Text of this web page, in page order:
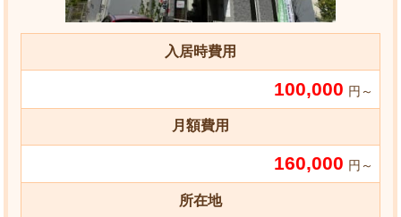
入居時費用
100,000 円～
月額費用
160,000 円～
所在地